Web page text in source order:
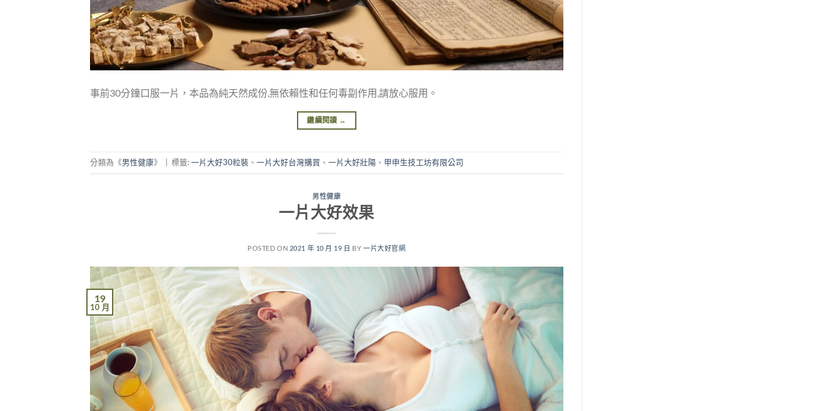
事前30分鐘口服一片，本品為純天然成份,無依賴性和任何毒副作用,請放心服用。
繼續閱讀 →
分類為《男性健康》 標籤:一片大好30粒裝 、 一片大好台灣購買 、 一片大好壯陽 、 甲申生技工坊有限公司
男性健康
一片大好效果
POSTED ON 2021 年 10 月 19 日 BY 一片大好官網
19
10 月